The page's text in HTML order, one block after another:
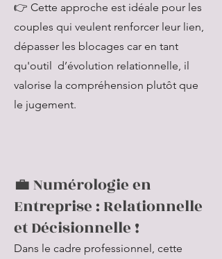
👉 Cette approche est idéale pour les
couples qui veulent renforcer leur lien,
dépasser les blocages car en tant
qu'outil d’évolution relationnelle, il
valorise la compréhension plutôt que
le jugement.
💼 Numérologie en
Entreprise : Relationnelle
et Décisionnelle !
Dans le cadre professionnel, cette